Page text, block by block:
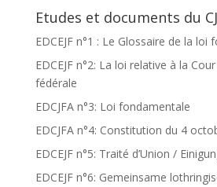
Etudes et documents du
EDCEJF n°1 : Le Glossaire de la loi
EDCEJF n°2: La loi relative à la
fédérale
EDCJFA n°3: Loi fondamentale
EDCJFA n°4: Constitution du 4
EDCEJF n°5: Traité d’Union /
EDCEJF n°6: Gemeinsame